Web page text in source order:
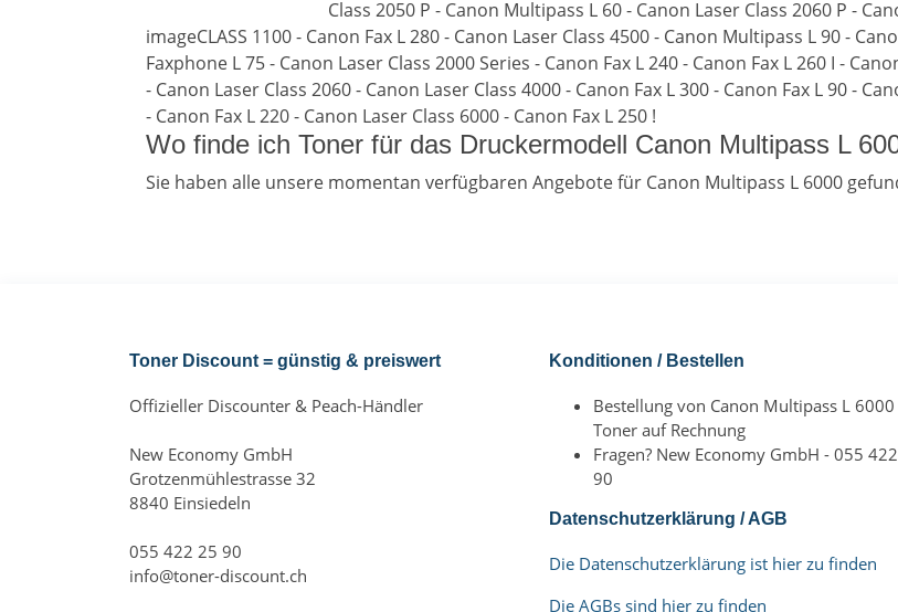
Class 2050 P - Canon Multipass L 60 - Canon Laser Class 2060 P -
imageCLASS 1100 - Canon Fax L 280 - Canon Laser Class 4500 - Canon Multipass L 90 -
Faxphone L 75 - Canon Laser Class 2000 Series - Canon Fax L 240 - Canon Fax L 260 I -
- Canon Laser Class 2060 - Canon Laser Class 4000 - Canon Fax L 300 - Canon Fax L 90 -
- Canon Fax L 220 - Canon Laser Class 6000 - Canon Fax L 250 !
Wo finde ich Toner für das Druckermodell Canon Multipass L
Sie haben alle unsere momentan verfügbaren Angebote für Canon Multipass L 6000
Toner Discount = günstig & preiswert
Offizieller Discounter & Peach-Händler
New Economy GmbH
Grotzenmühlestrasse 32
8840 Einsiedeln
055 422 25 90
info@toner-discount.ch
Konditionen / Bestellen
Bestellung von Canon Multipass L 6000
Toner auf Rechnung
Fragen? New Economy GmbH - 055
90
Datenschutzerklärung / AGB
Die Datenschutzerklärung ist hier zu finden
Die AGBs sind hier zu finden